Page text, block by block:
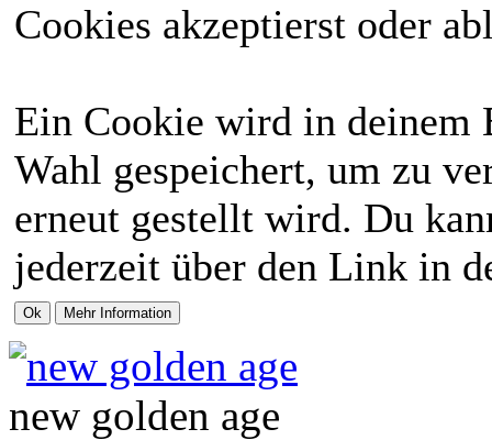
Cookies akzeptierst oder
Ein Cookie wird in deinem
Wahl gespeichert, um zu
erneut gestellt wird. Du
jederzeit über den Link in
new golden age